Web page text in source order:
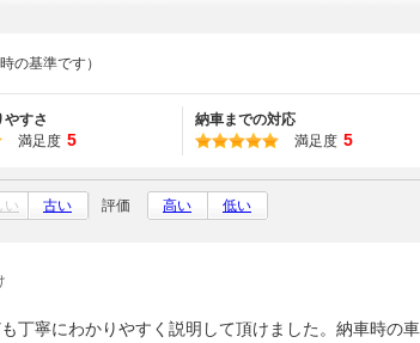
の基準です）
すさ
満足度 5
納車までの対応
満足度 5
い 古い 評価 高い 低い
丁寧にわかりやすく説明して頂けました。納車時の